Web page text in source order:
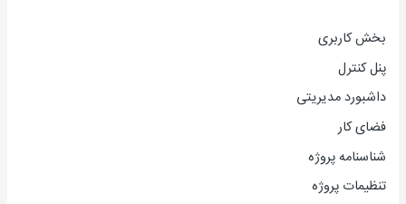
بخش کاربری
پنل کنترل
داشبورد مدیریتی
فضای کار
شناسنامه پروژه
تنظیمات پروژه